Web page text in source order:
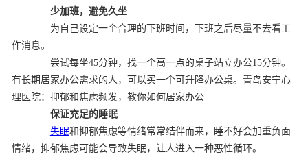
少加班，避免久坐
为自己设定一个合理的下班时间，下班之后尽量不去看工
作消息。
尝试每坐45分钟，找一个高一点的桌子站立办公15分钟。
有长期居家办公需求的人，可以买一个可升降办公桌。青岛安宁心
理医院：抑郁和焦虑频发，教你如何居家办公
保证充足的睡眠
失眠和抑郁焦虑等情绪常常结伴而来，睡不好会加重负面
情绪，抑郁焦虑可能会导致失眠，让人进入一种恶性循环。